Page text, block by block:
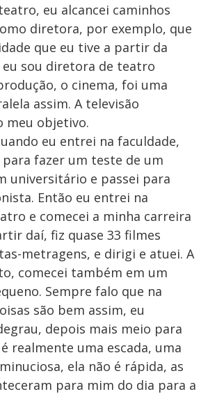
eu alcancei caminhos
diretora, por exemplo, que
que eu tive a partir da
eu sou diretora de teatro
o cinema, foi uma
assim. A televisão
meu objetivo.
eu entrei na faculdade,
fazer um teste de um
universitário e passei para
Então eu entrei na
e comecei a minha carreira
daí, fiz quase 33 filmes
metragens, e dirigi e atuei. A
comecei também em um
Sempre falo que na
são bem assim, eu
depois mais meio para
realmente uma escada, uma
ela não é rápida, as
para mim do dia para a